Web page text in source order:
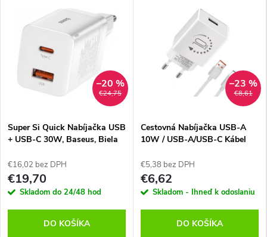
€24,75
–20 %
Super Si Quick Nabíjačka USB
+ USB-C 30W, Baseus, Biela
€16,02 bez DPH
€19,70
Skladom do 24/48 hod
DO KOŠÍKA
€8,61
–23 %
Cestovná Nabíjačka USB-A
10W / USB-A/USB-C Kábel
€5,38 bez DPH
€6,62
Skladom - Ihneď k odoslaniu
DO KOŠÍKA